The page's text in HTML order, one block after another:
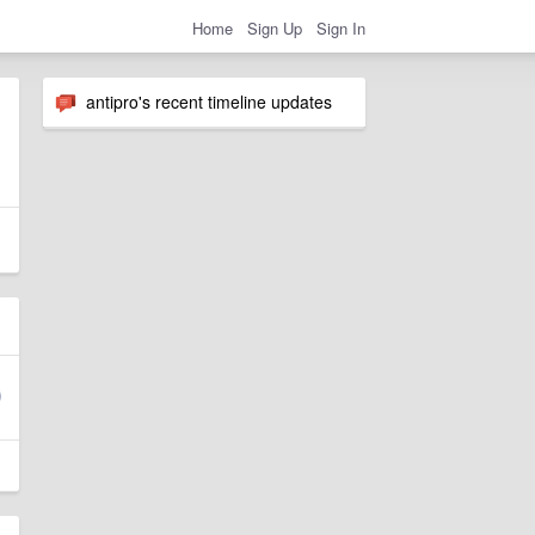
Home Sign Up Sign In
antipro's recent timeline updates